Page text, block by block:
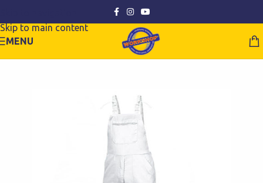
Skip to main content
MENU